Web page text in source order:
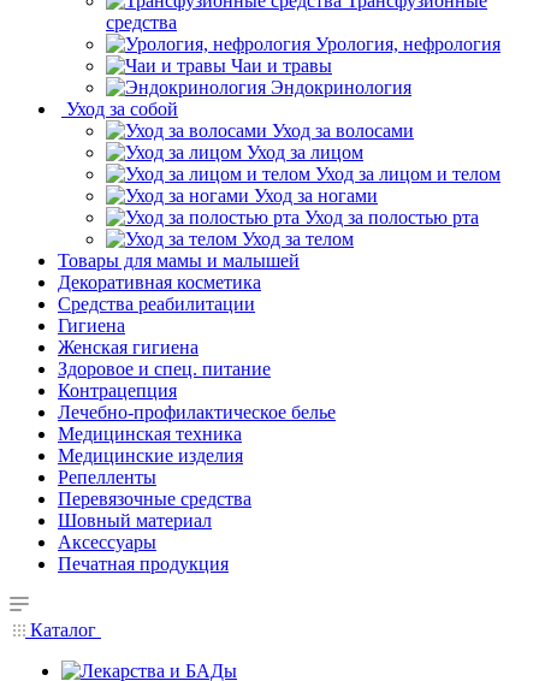
средства
Урология, нефрология
Чаи и травы
Эндокринология
Уход за собой
Уход за волосами
Уход за лицом
Уход за лицом и телом
Уход за ногами
Уход за полостью рта
Уход за телом
Товары для мамы и малышей
Декоративная косметика
Средства реабилитации
Гигиена
Женская гигиена
Здоровое и спец. питание
Контрацепция
Лечебно-профилактическое белье
Медицинская техника
Медицинские изделия
Репелленты
Перевязочные средства
Шовный материал
Аксессуары
Печатная продукция
Каталог